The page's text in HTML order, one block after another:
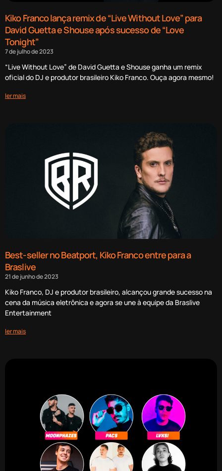
Kiko Franco lança remix de “Live Without Love” para
David Guetta e Shouse após sucesso de “Love
Tonight”
7 de julho de 2023
“Live Without Love” de David Guetta e Shouse ganha um remix
oficial do DJ e produtor brasileiro Kiko Franco. Ouça agora mesmo!
ler mais
Best-seller no Beatport, Kiko Franco entre para a
Braslive
21 de junho de 2023
Kiko Franco, DJ e produtor brasileiro, alcançou grande sucesso na
cena da música eletrônica e agora se une à equipe da Braslive
Entertainment
ler mais